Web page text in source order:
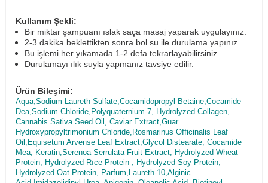
Kullanım Şekli:
Bir miktar şampuanı ıslak saça masaj yaparak uygulayınız.
2-3 dakika beklettikten sonra bol su ile durulama yapınız.
Bu işlemi her yıkamada 1-2 defa tekrarlayabilirsiniz.
Durulamayı ılık suyla yapmanız tavsiye edilir.
Ürün Bileşimi:
Aqua,Sodium Laureth Sulfate,Cocamidopropyl Betaine,Cocamide
Dea,Sodium Chloride,Polyquaternium-7, Hydrolyzed Collagen,
Cannabis Sativa Seed Oil, Caviar Extract,Guar
Hydroxypropyltrimonium Chloride,Rosmarinus Officinalis Leaf
Oil,Equisetum Arvense Leaf Extract,Glycol Distearate, Cocamide
Mea, Keratin,Serenoa Serrulata Fruit Extract, Hydrolyzed Wheat
Protein, Hydrolyzed Rıce Protein , Hydrolyzed Soy Protein,
Hydrolyzed Oat Protein, Parfum,Laureth-10,Alginic